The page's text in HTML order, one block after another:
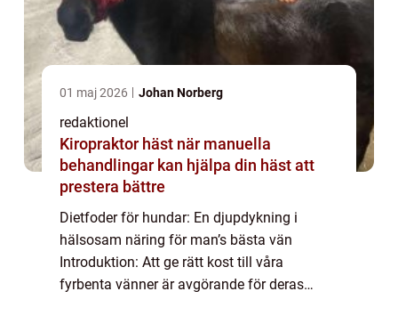
01 maj 2026 Johan Norberg
redaktionel
Kiropraktor häst när manuella
behandlingar kan hjälpa din häst att
prestera bättre
Dietfoder för hundar: En djupdykning i
hälsosam näring för man’s bästa vän
Introduktion: Att ge rätt kost till våra
fyrbenta vänner är avgörande för deras